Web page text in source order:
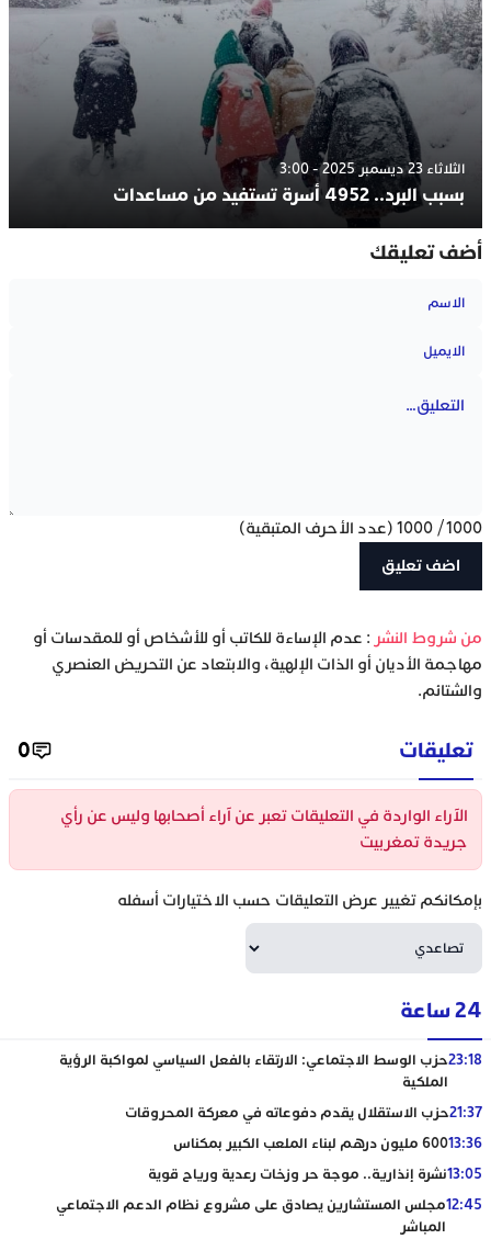
الثلاثاء 23 ديسمبر 2025 - 3:00
بسبب البرد.. 4952 أسرة تستفيد من مساعدات
أضف تعليقك
1000
/
1000 (عدد الأحرف المتبقية)
‫من شروط النشر : عدم الإساءة للكاتب أو للأشخاص أو للمقدسات أو
مهاجمة الأديان أو الذات الإلهية، والابتعاد عن التحريض العنصري
والشتائم.
تعليقات 0
الآراء الواردة في التعليقات تعبر عن آراء أصحابها وليس عن رأي
جريدة تمغربيت
بإمكانكم تغيير عرض التعليقات حسب الاختيارات أسفله
24 ساعة
23:18حزب الوسط الاجتماعي: الارتقاء بالفعل السياسي لمواكبة الرؤية
الملكية
21:37حزب الاستقلال يقدم دفوعاته في معركة المحروقات
13:36600 مليون درهم لبناء الملعب الكبير بمكناس
13:05نشرة إنذارية.. موجة حر وزخات رعدية ورياح قوية
12:45مجلس المستشارين يصادق على مشروع نظام الدعم الاجتماعي
المباشر